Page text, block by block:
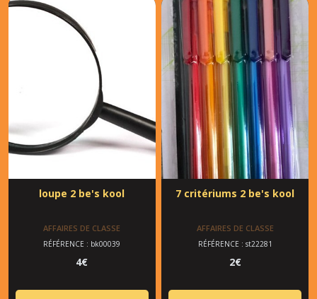
loupe 2 be's kool
AFFAIRES DE CLASSE
RÉFÉRENCE : bk00039
4€
7 critériums 2 be's kool
AFFAIRES DE CLASSE
RÉFÉRENCE : st22281
2€